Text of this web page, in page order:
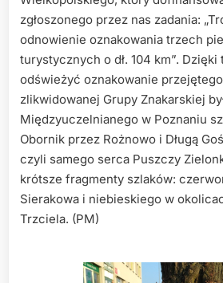
zgłoszonego przez nas zadania:
odnowienie oznakowania trzech
turystycznych o dł. 104 km”.
odświeżyć oznakowanie
zlikwidowanej Grupy Znakarskiej
Międzyuczelnianego w Poznaniu
Obornik przez Rożnowo i Długą
czyli samego serca Puszczy
krótsze fragmenty szlaków:
Sierakowa i niebieskiego w
Trzciela. (PM)